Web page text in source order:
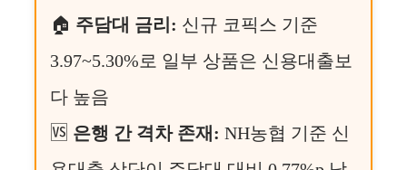
🏠 주담대 금리: 신규 코픽스 기준
3.97~5.30%로 일부 상품은 신용대출보
다 높음
🆚 은행 간 격차 존재: NH농협 기준 신